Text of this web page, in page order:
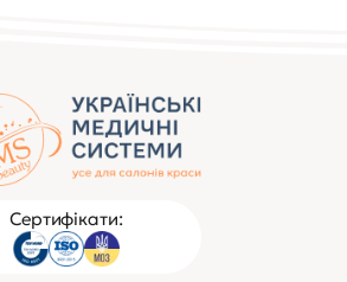
Сертифікати: